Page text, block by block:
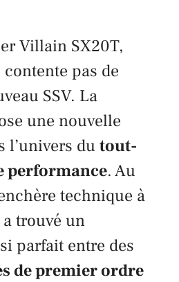
Villain SX20T,
contente pas de
SSV. La
une nouvelle
l’univers du tout-
performance. Au
technique à
trouvé un
parfait entre des
de premier ordre